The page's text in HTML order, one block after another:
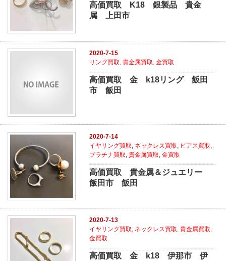
高価買取 K18 銀製品 貴金
属 上田市
2020-7-15
リング買取 ,貴金属買取 ,金買取
高価買取 金 k18リング 飯田
市 飯田
2020-7-14
イヤリング買取, ネックレス買取, ピアス買取,
プラチナ買取,貴金属買取,金買取
高価買取 貴金属＆ジュエリー
飯田市 飯田
2020-7-13
イヤリング買取, ネックレス買取,貴金属買取,
金買取
高価買取 金 k18 伊那市 伊